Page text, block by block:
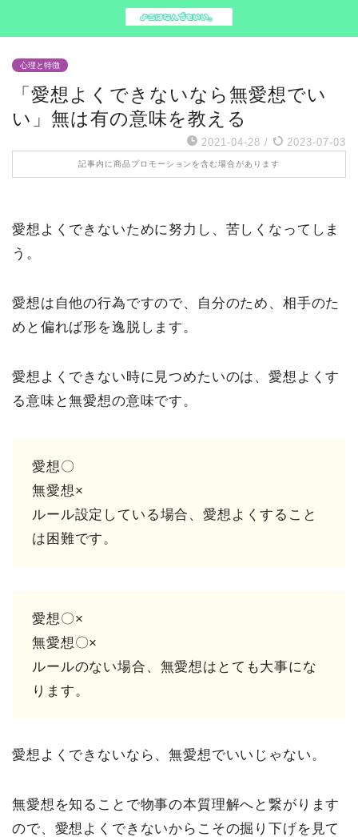
心理と特徴
「愛想よくできないなら無愛想でい
い」無は有の意味を教える
2021-04-28 / 2023-07-03
記事内に商品プロモーションを含む場合があります
愛想よくできないために努力し、苦しくなってしま
う。
愛想は自他の行為ですので、自分のため、相手のた
めと偏れば形を逸脱します。
愛想よくできない時に見つめたいのは、愛想よくす
る意味と無愛想の意味です。
愛想〇
無愛想×
ルール設定している場合、愛想よくすること
は困難です。
愛想〇×
無愛想〇×
ルールのない場合、無愛想はとても大事にな
ります。
愛想よくできないなら、無愛想でいいじゃない。
無愛想を知ることで物事の本質理解へと繋がります
ので、愛想よくできないからこその掘り下げを見て